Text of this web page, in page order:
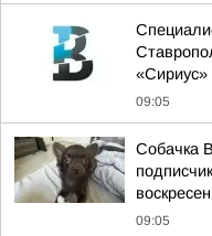
«Сириус»
09:05
Собачка
09:05